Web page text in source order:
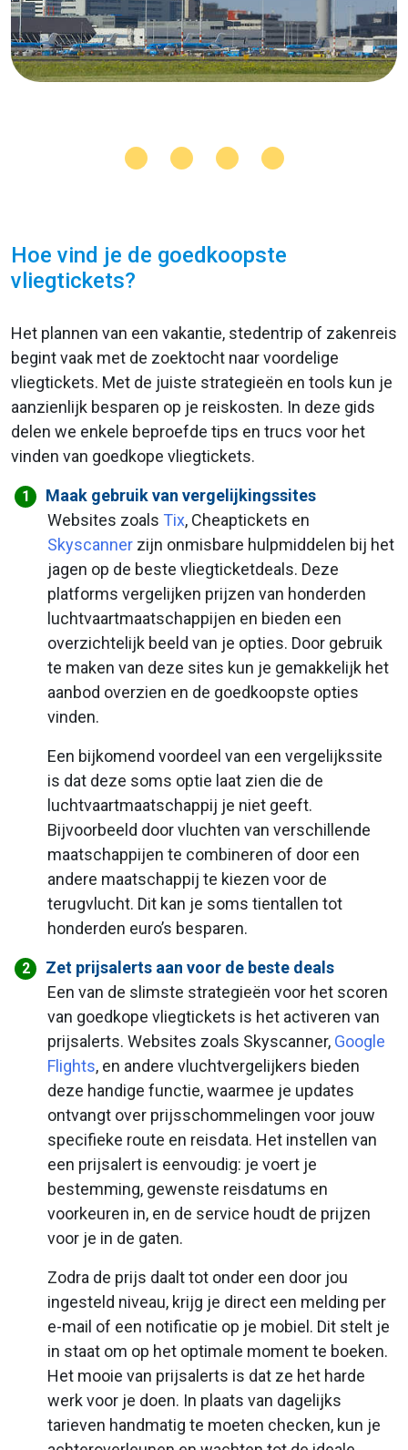
Hoe vind je de goedkoopste
vliegtickets?
Het plannen van een vakantie, stedentrip of zakenreis
begint vaak met de zoektocht naar voordelige
vliegtickets. Met de juiste strategieën en tools kun je
aanzienlijk besparen op je reiskosten. In deze gids
delen we enkele beproefde tips en trucs voor het
vinden van goedkope vliegtickets.
Maak gebruik van vergelijkingssites
Websites zoals Tix, Cheaptickets en
Skyscannerzijn onmisbare hulpmiddelen bij het
jagen op de beste vliegticketdeals. Deze
platforms vergelijken prijzen van honderden
luchtvaartmaatschappijen en bieden een
overzichtelijk beeld van je opties. Door gebruik
te maken van deze sites kun je gemakkelijk het
aanbod overzien en de goedkoopste opties
vinden.
Een bijkomend voordeel van een vergelijkssite
is dat deze soms optie laat zien die de
luchtvaartmaatschappij je niet geeft.
Bijvoorbeeld door vluchten van verschillende
maatschappijen te combineren of door een
andere maatschappij te kiezen voor de
terugvlucht. Dit kan je soms tientallen tot
honderden euro’s besparen.
Zet prijsalerts aan voor de beste deals
Een van de slimste strategieën voor het scoren
van goedkope vliegtickets is het activeren van
prijsalerts. Websites zoals Skyscanner, Google
Flights, en andere vluchtvergelijkers bieden
deze handige functie, waarmee je updates
ontvangt over prijsschommelingen voor jouw
specifieke route en reisdata. Het instellen van
een prijsalert is eenvoudig: je voert je
bestemming, gewenste reisdatums en
voorkeuren in, en de service houdt de prijzen
voor je in de gaten.
Zodra de prijs daalt tot onder een door jou
ingesteld niveau, krijg je direct een melding per
e-mail of een notificatie op je mobiel. Dit stelt je
in staat om op het optimale moment te boeken.
Het mooie van prijsalerts is dat ze het harde
werk voor je doen. In plaats van dagelijks
tarieven handmatig te moeten checken, kun je